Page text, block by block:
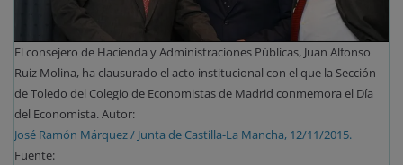
El consejero de Hacienda y Administraciones Públicas, Juan Alfonso
Ruiz Molina, ha clausurado el acto institucional con el que la Sección
de Toledo del Colegio de Economistas de Madrid conmemora el Día
del Economista. Autor:
José Ramón Márquez / Junta de Castilla-La Mancha, 12/11/2015.
Fuente: